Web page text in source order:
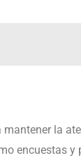
la
encuestas